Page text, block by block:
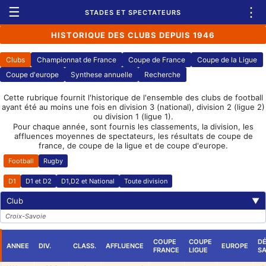
☰ STADES ET SPECTATEURS ⋮
HISTORIQUE DES CLUBS DEPUIS 1946
Clubs Championnat de France Coupe de France
Coupe de la Ligue
Coupe d'europe
Synthese annuelle Recherche
Cette rubrique fournit l'historique de l'ensemble des clubs de football
ayant été au moins une fois en division 3 (national), division 2 (ligue 2)
ou division 1 (ligue 1).
Pour chaque année, sont fournis les classements, la division, les
affluences moyennes de spectateurs, les résultats de coupe de
france, de coupe de la ligue et de coupe d'europe.
Football Rugby
D1 D1 et D2 D1,D2 et National Toute division
Club ▼
Croix-Savoie
ANNEE DIV. CLASS. AFFLUENCE
COUPE
FRANCE
COUPE
LIGUE
EUROPE